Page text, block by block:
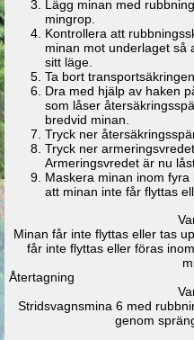
Lägg minan med
mingrop.
Kontrollera att
minan mot underlaget så
sitt läge.
Ta bort
Dra med hjälp av haken
som låser
bredvid minan.
Tryck ner
Tryck ner
Armeringsvredet är nu
Maskera minan inom
att minan inte får flyttas
Minan får inte flyttas eller tas
får inte flyttas eller föras
Återtagning
Stridsvagnsmina 6 med
genom